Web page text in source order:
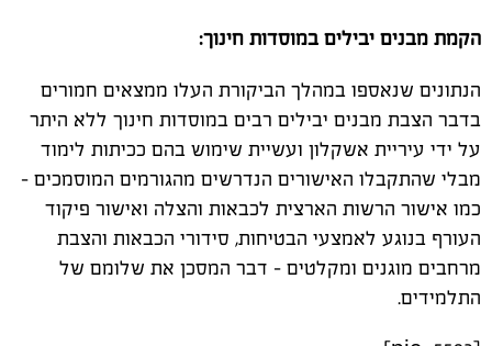
הקמת מבנים יבילים במוסדות חינוך:
הנתונים שנאספו במהלך הביקורת העלו ממצאים חמורים
בדבר הצבת מבנים יבילים רבים במוסדות חינוך ללא היתר
על ידי עיריית אשקלון ועשיית שימוש בהם ככיתות לימוד
מבלי שהתקבלו האישורים הנדרשים מהגורמים המוסמכים -
כמו אישור הרשות הארצית לכבאות והצלה ואישור פיקוד
העורף בנוגע לאמצעי הבטיחות, סידורי הכבאות והצבת
מרחבים מוגנים ומקלטים - דבר המסכן את שלומם של
התלמידים.